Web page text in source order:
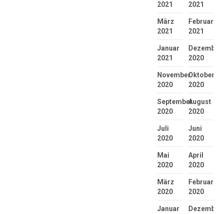
2021
2021
März
2021
Februar
2021
Januar
2021
2020
November
2020
Oktober
2020
September
2020
August
2020
Juli
2020
Juni
2020
Mai
2020
April
2020
März
2020
Februar
2020
Januar